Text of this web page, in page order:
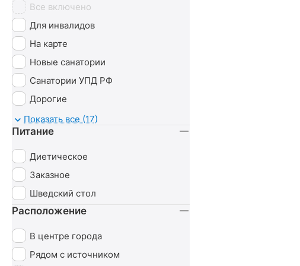
Все включено
Для инвалидов
На карте
Новые санатории
Санатории УПД РФ
Дорогие
Детские
С животными
Показать все (17)
Питание
Диетическое
Заказное
Шведский стол
Расположение
В центре города
Рядом с источником